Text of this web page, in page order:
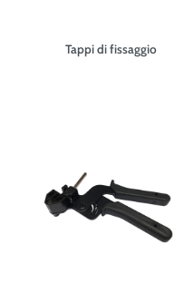
Tappi di fissaggio